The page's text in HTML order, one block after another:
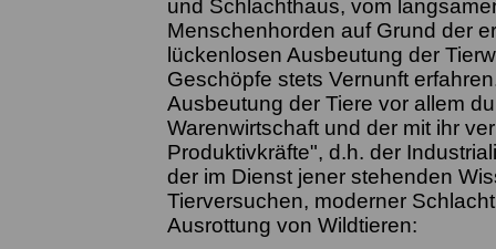
und Schlachthaus, vom
Menschenhorden auf Grund der
lückenlosen Ausbeutung der
Geschöpfe stets Vernunft
Ausbeutung der Tiere vor allem
Warenwirtschaft und der mit ihr
Produktivkräfte", d.h. der
der im Dienst jener stehenden
Tierversuchen, moderner
Ausrottung von Wildtieren: